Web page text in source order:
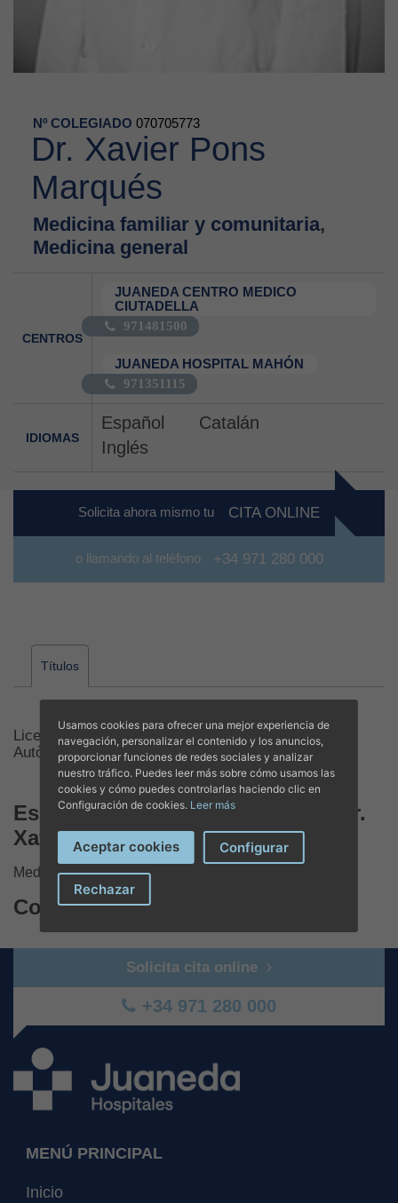
Nº COLEGIADO 070705773
Dr. Xavier Pons
Marqués
Medicina familiar y comunitaria,
Medicina general
CENTROS
JUANEDA CENTRO MEDICO
CIUTADELLA
971481500
JUANEDA HOSPITAL MAHÓN
971351115
IDIOMAS
Español
Catalán
Inglés
Solicita ahora mismo tu CITA ONLINE
o llamando al teléfono +34 971 280 000
Títulos
Licenciado en Medicina y Cirugía por la Universitat
Autònoma de Barcelona (1997).
Especialidades y Formación de Dr.
Xavier Pons Marqués
Medicina General
Contacto y citas
Solicita cita online
+34 971 280 000
MENÚ PRINCIPAL
Inicio
Usamos cookies para ofrecer una mejor experiencia de
navegación, personalizar el contenido y los anuncios,
proporcionar funciones de redes sociales y analizar
nuestro tráfico. Puedes leer más sobre cómo usamos las
cookies y cómo puedes controlarlas haciendo clic en
Configuración de cookies. Leer más
Aceptar cookies Configurar
Rechazar